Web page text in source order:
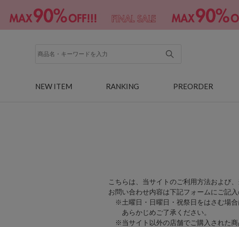
NEW ITEM RANKING PREORDER
こちらは、当サイトのご利用方法および
お問い合わせ内容は下記フォームにご記入
※土曜日・日曜日・祝祭日をはさむ場合
あらかじめご了承ください。
※当サイト以外の店舗でご購入された商